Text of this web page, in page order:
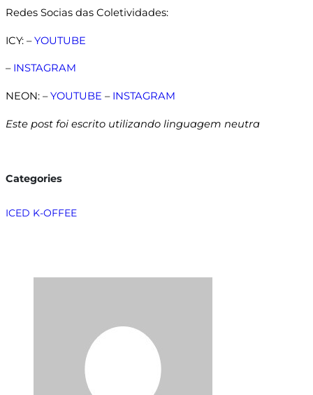
Redes Socias das Coletividades:
ICY: –YOUTUBE
– INSTAGRAM
NEON: –YOUTUBE – INSTAGRAM
Este post foi escrito utilizando linguagem neutra
Categories
ICED K-OFFEE